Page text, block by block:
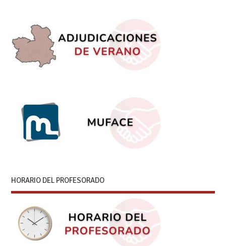
HORARIO DEL PROFESORADO